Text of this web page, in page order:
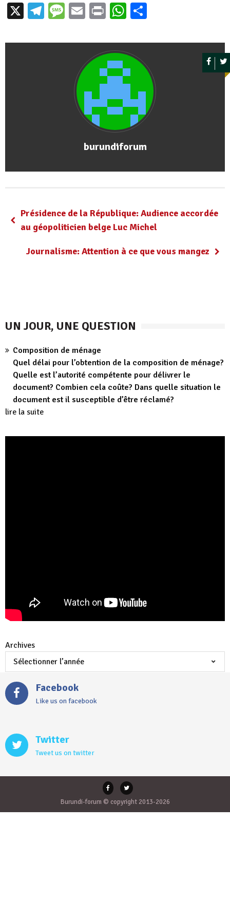
X Telegram
Message
EmailPrintWhatsApp
burundiforum
Présidence de la République: Audience accordée
au géopoliticien belge Luc Michel
Journalisme: Attention à ce que vous mangez
UN JOUR, UNE QUESTION
Composition de ménage
Quel délai pour l’obtention de la composition de ménage?
Quelle est l’autorité compétente pour délivrer le
document? Combien cela coûte? Dans quelle situation le
document est il susceptible d’être réclamé?
lire la suite
Archives
Facebook
Like us on facebook
Twitter
Tweet us on twitter
Burundi-forum © copyright 2013-2026